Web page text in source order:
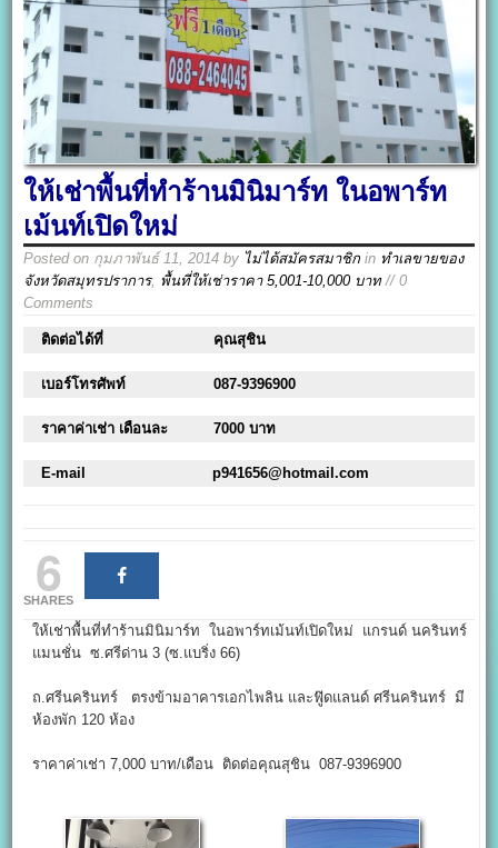
ให้เช่าพื้นที่ทำร้านมินิมาร์ท ในอพาร์ท
เม้นท์เปิดใหม่
Posted on กุมภาพันธ์ 11, 2014 by ไม่ได้สมัครสมาชิก in ทำเลขายของ
จังหวัดสมุทรปราการ, พื้นที่ให้เช่าราคา 5,001-10,000 บาท// 0
Comments
ติดต่อได้ที่ คุณสุชิน
เบอร์โทรศัพท์ 087-9396900
ราคาค่าเช่า เดือนละ 7000 บาท
E-mail p941656@hotmail.com
6
SHARES
ให้เช่าพื้นที่ทำร้านมินิมาร์ท ในอพาร์ทเม้นท์เปิดใหม่ แกรนด์ นครินทร์
แมนชั่น ซ.ศรีด่าน 3 (ซ.แบริ่ง 66)
ถ.ศรีนครินทร์ ตรงข้ามอาคารเอกไพลิน และฟู๊ดแลนด์ ศรีนครินทร์ มี
ห้องพัก 120 ห้อง
ราคาค่าเช่า 7,000 บาท/เดือน ติดต่อคุณสุชิน 087-9396900